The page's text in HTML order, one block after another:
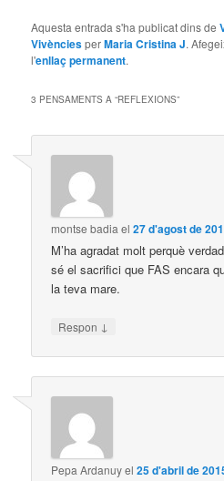
Aquesta entrada s'ha publicat dins de
VivènciesperMaria Cristina J.
l'enllaç permanent.
3 PENSAMENTS A “REFLEXIONS”
montse badia el27 d'agost de
M’ha agradat molt perquè
sé el sacrifici que FAS encara
la teva mare.
Respon ↓
Pepa Ardanuyel25 d'abril de